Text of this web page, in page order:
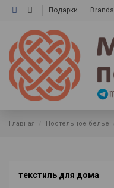
Подарки Brands
Главная Постельное белье
текстиль для дома